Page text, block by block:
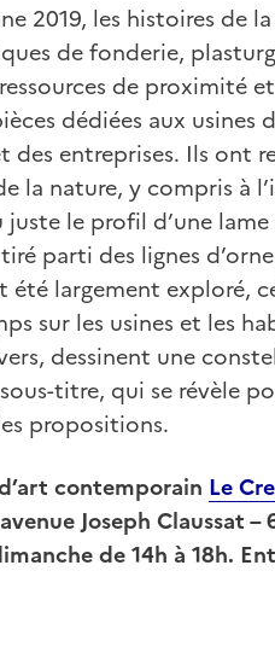
2019, les histoires de
de fonderie,
de proximité
dédiées aux usines
des entreprises. Ils ont
la nature, y compris à
le profil d’une lame
parti des lignes
été largement exploré,
sur les usines et les
dessinent une
titre, qui se révèle
propositions.
contemporain Le
Joseph Claussat –
de 14h à 18h.